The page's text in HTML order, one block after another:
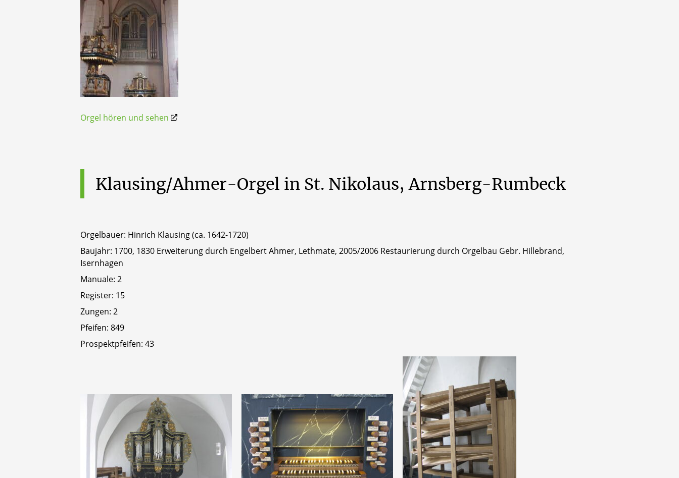
Orgel hören und sehen
Klausing/Ahmer-Orgel in St. Nikolaus, Arnsberg-Rumbeck
Orgelbauer: Hinrich Klausing (ca. 1642-1720)
Baujahr: 1700, 1830 Erweiterung durch Engelbert Ahmer, Lethmate, 2005/2006 Restaurierung durch Orgelbau Gebr. Hillebrand,
Isernhagen
Manuale: 2
Register: 15
Zungen: 2
Pfeifen: 849
Prospektpfeifen: 43